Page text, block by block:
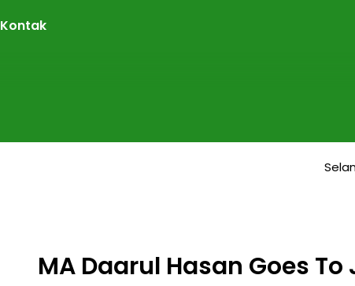
Kontak
Selamat
MA Daarul Hasan Goes